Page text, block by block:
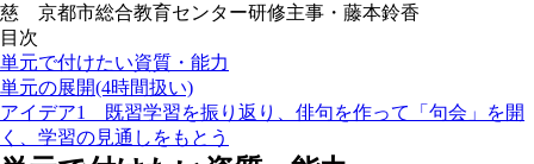
慈 京都市総合教育センター研修主事・藤本鈴香
目次
単元で付けたい資質・能力
単元の展開(4時間扱い)
アイデア1 既習学習を振り返り、俳句を作って「句会」を開
く、学習の見通しをもとう